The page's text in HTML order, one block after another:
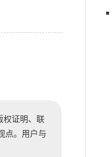
权证明、联
点。用户与